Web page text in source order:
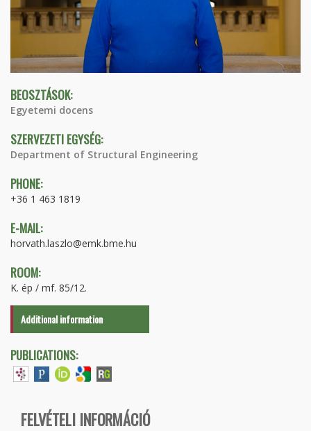
BEOSZTÁSOK:
Egyetemi docens
SZERVEZETI EGYSÉG:
Department of Structural Engineering
PHONE:
+36 1 463 1819
E-MAIL:
horvath.laszlo@emk.bme.hu
ROOM:
K. ép / mf. 85/12.
Additional information
PUBLICATIONS:
FELVÉTELI INFORMÁCIÓ